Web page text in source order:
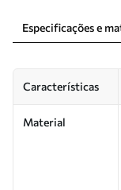
Especificações e
Características
Material